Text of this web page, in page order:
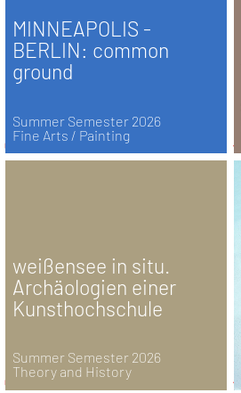
MINNEAPOLIS -
BERLIN: common
ground
Summer Semester 2026
Fine Arts / Painting
weißensee in situ.
Archäologien einer
Kunsthochschule
Summer Semester 2026
Theory and History